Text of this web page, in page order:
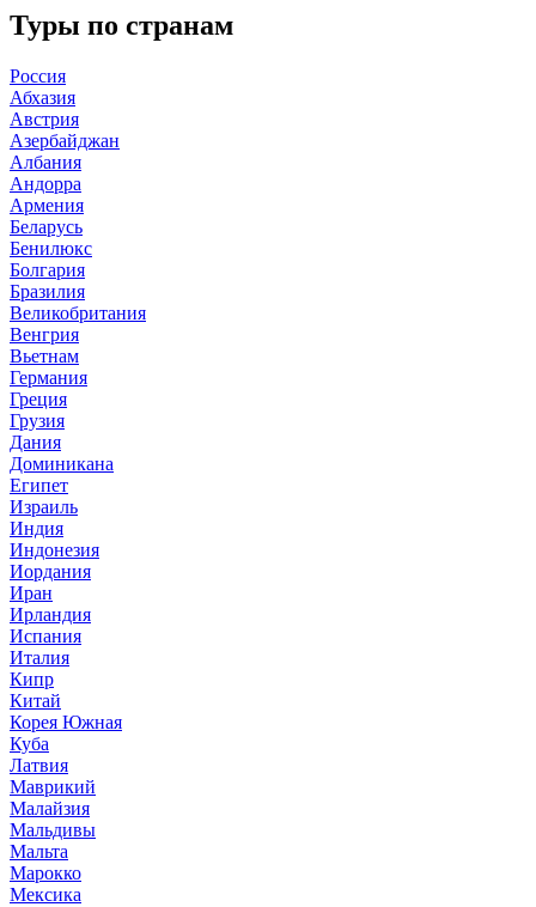
Туры по странам
Россия
Абхазия
Австрия
Азербайджан
Албания
Андорра
Армения
Беларусь
Бенилюкс
Болгария
Бразилия
Великобритания
Венгрия
Вьетнам
Германия
Греция
Грузия
Дания
Доминикана
Египет
Израиль
Индия
Индонезия
Иордания
Иран
Ирландия
Испания
Италия
Кипр
Китай
Корея Южная
Куба
Латвия
Маврикий
Малайзия
Мальдивы
Мальта
Марокко
Мексика